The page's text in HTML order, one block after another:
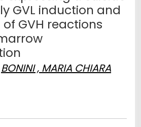
GVL induction and
GVH reactions
BONINI , MARIA CHIARA